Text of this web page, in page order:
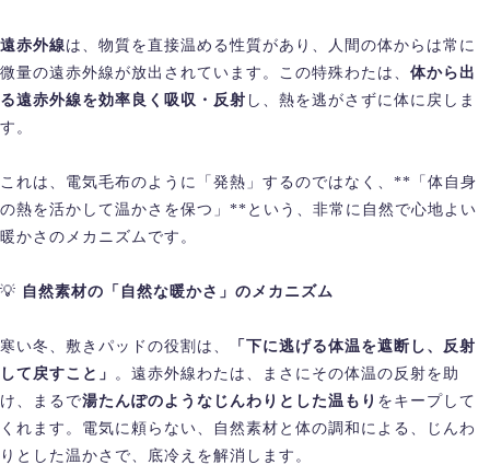
遠赤外線は、物質を直接温める性質があり、人間の体からは常に
微量の遠赤外線が放出されています。この特殊わたは、 体から出
る遠赤外線を効率良く吸収・反射 し、熱を逃がさずに体に戻しま
す。
これは、電気毛布のように「発熱」するのではなく、**「体自身
の熱を活かして温かさを保つ」**という、非常に自然で心地よい
暖かさのメカニズムです。
💡 自然素材の「自然な暖かさ」のメカニズム
寒い冬、敷きパッドの役割は、
「下に逃げる体温を遮断し、反射
して戻すこと」
。遠赤外線わたは、まさにその体温の反射を助
け、まるで湯たんぽのようなじんわりとした温もり をキープして
くれます。電気に頼らない、自然素材と体の調和による、じんわ
りとした温かさで、底冷えを解消します。